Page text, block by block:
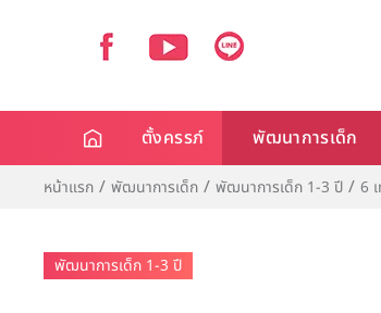
ตั้งครรภ์ พัฒนาการเด็ก
หน้าแรก พัฒนาการเด็ก พัฒนาการเด็ก 1-3 ปี 6
พัฒนาการเด็ก 1-3 ปี